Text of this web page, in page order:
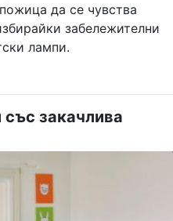
да се чувства
забележителни
лампи.
закачлива